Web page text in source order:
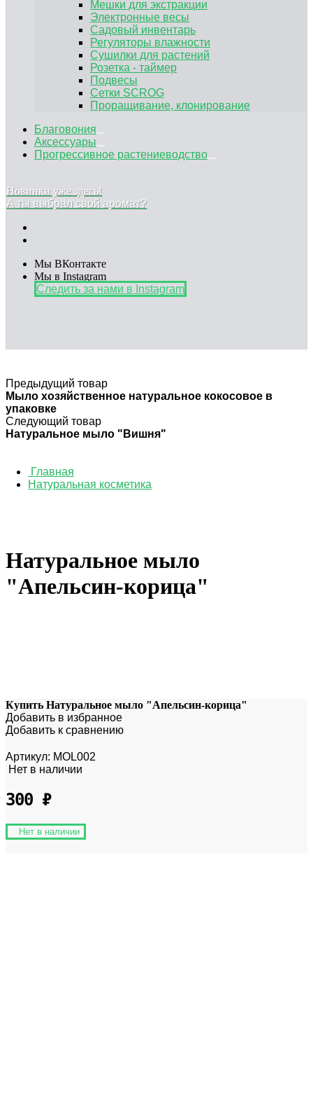
Мешки для экстракции
Электронные весы
Садовый инвентарь
Регуляторы влажности
Сушилки для растений
Розетка - таймер
Подвесы
Сетки SCROG
Проращивание, клонирование
Благовония
Аксессуары
Прогрессивное растениеводство
Новинки уже здесь!
А ты выбрал свой аромат?
Мы ВКонтакте
Мы в Instagram
Следить за нами в Instagram
Предыдущий товар
Мыло хозяйственное натуральное кокосовое в
упаковке
Следующий товар
Натуральное мыло "Вишня"
Главная
Натуральная косметика
Натуральное мыло
"Апельсин-корица"
Купить Натуральное мыло "Апельсин-корица"
Добавить в избранное
Добавить к сравнению
Артикул: MOL002
Нет в наличии
300 ₽
Нет в наличии